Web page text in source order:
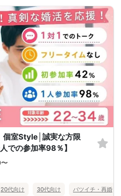
個室Style│誠実な方限
での参加率98％】
20代向け 30代向け バツイチ・再婚